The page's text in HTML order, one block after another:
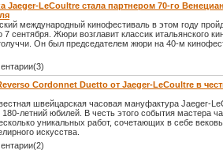
Jaeger-LeCoultre стала партнером 70-го
международный кинофестиваль в этом году
7 сентября. Жюри возглавит классик итальянского
Он был председателем жюри на 40-м
Cordonnet Duetto от Jaeger-LeCoultre в
швейцарская часовая мануфактура Jaeger-
летний юбилей. В честь этого события мастера
уникальных работ, сочетающих в себе
искусства.